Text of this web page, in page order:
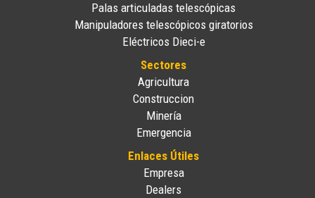
Palas articuladas telescópicas
Manipuladores telescópicos giratorios
Eléctricos Dieci-e
Sectores
Agricultura
Construccion
Minería
Emergencia
Enlaces Útiles
Empresa
Dealers